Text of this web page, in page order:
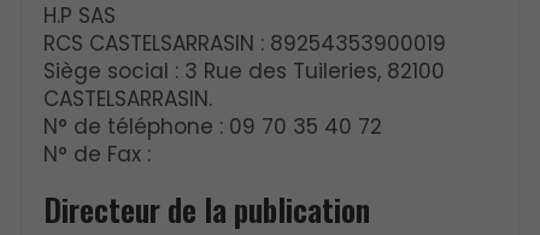
H.P SAS
RCS CASTELSARRASIN : 89254353900019
Siège social : 3 Rue des Tuileries, 82100
CASTELSARRASIN.
N° de téléphone : 09 70 35 40 72
N° de Fax :
Directeur de la publication